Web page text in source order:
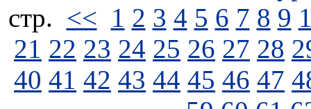
стp. << 1 2 3 4 5 6 7 8 9
21 22 23 24 25 26 27 28
40 41 42 43 44 45 46 47